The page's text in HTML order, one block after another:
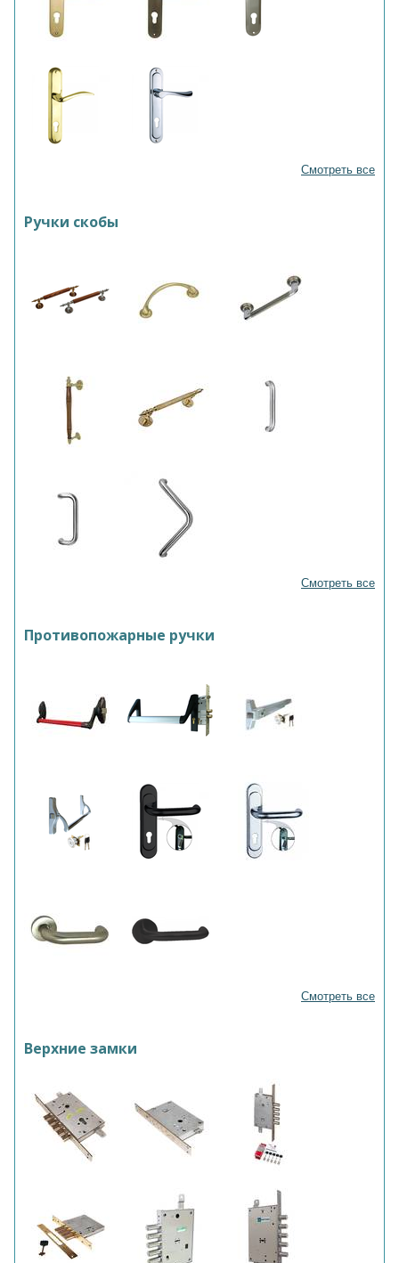
Смотреть все
Ручки скобы
Смотреть все
Противопожарные ручки
Смотреть все
Верхние замки